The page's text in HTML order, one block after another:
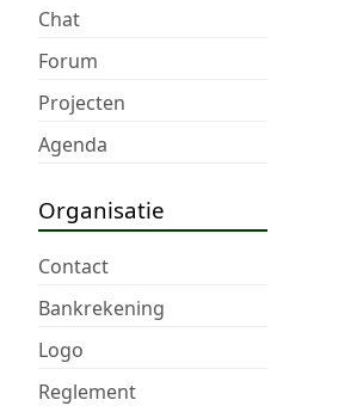
Chat
Forum
Projecten
Agenda
Organisatie
Contact
Bankrekening
Logo
Reglement